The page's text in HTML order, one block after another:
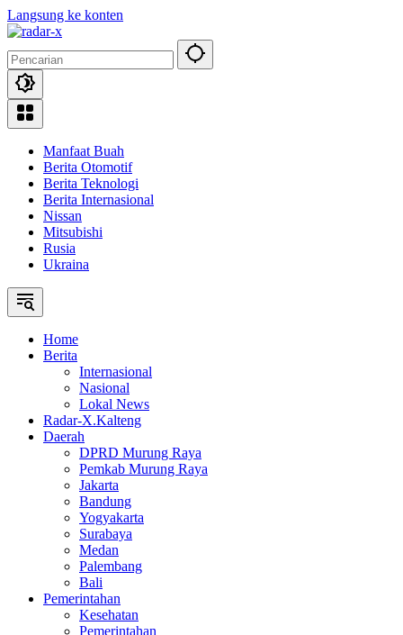
Langsung ke konten
Manfaat Buah
Berita Otomotif
Berita Teknologi
Berita Internasional
Nissan
Mitsubishi
Rusia
Ukraina
Home
Berita
Internasional
Nasional
Lokal News
Radar-X.Kalteng
Daerah
DPRD Murung Raya
Pemkab Murung Raya
Jakarta
Bandung
Yogyakarta
Surabaya
Medan
Palembang
Bali
Pemerintahan
Kesehatan
Pemerintahan